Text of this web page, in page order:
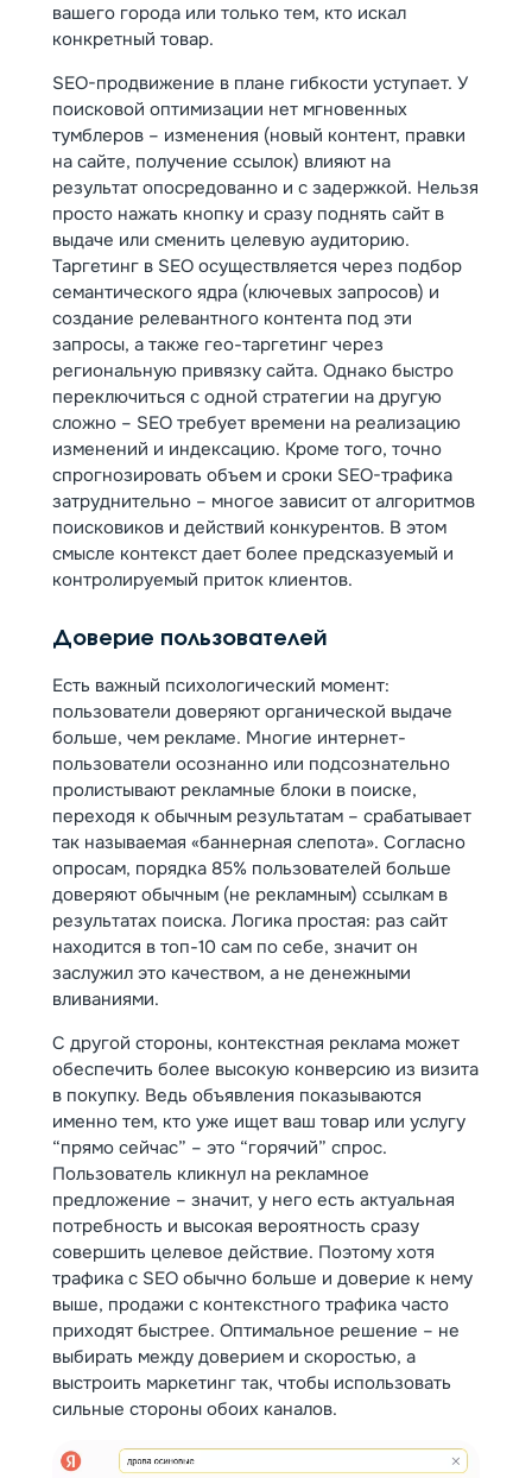
вашего города или только тем, кто искал
конкретный товар.
SEO-продвижение в плане гибкости уступает. У
поисковой оптимизации нет мгновенных
тумблеров – изменения (новый контент, правки
на сайте, получение ссылок) влияют на
результат опосредованно и с задержкой. Нельзя
просто нажать кнопку и сразу поднять сайт в
выдаче или сменить целевую аудиторию.
Таргетинг в SEO осуществляется через подбор
семантического ядра (ключевых запросов) и
создание релевантного контента под эти
запросы, а также гео-таргетинг через
региональную привязку сайта. Однако быстро
переключиться с одной стратегии на другую
сложно – SEO требует времени на реализацию
изменений и индексацию. Кроме того, точно
спрогнозировать объем и сроки SEO-трафика
затруднительно – многое зависит от алгоритмов
поисковиков и действий конкурентов. В этом
смысле контекст дает более предсказуемый и
контролируемый приток клиентов.
Доверие пользователей
Есть важный психологический момент:
пользователи доверяют органической выдаче
больше, чем рекламе. Многие интернет-
пользователи осознанно или подсознательно
пролистывают рекламные блоки в поиске,
переходя к обычным результатам – срабатывает
так называемая «баннерная слепота». Согласно
опросам, порядка 85% пользователей больше
доверяют обычным (не рекламным) ссылкам в
результатах поиска. Логика простая: раз сайт
находится в топ-10 сам по себе, значит он
заслужил это качеством, а не денежными
вливаниями.
С другой стороны, контекстная реклама может
обеспечить более высокую конверсию из визита
в покупку. Ведь объявления показываются
именно тем, кто уже ищет ваш товар или услугу
“прямо сейчас” – это “горячий” спрос.
Пользователь кликнул на рекламное
предложение – значит, у него есть актуальная
потребность и высокая вероятность сразу
совершить целевое действие. Поэтому хотя
трафика с SEO обычно больше и доверие к нему
выше, продажи с контекстного трафика часто
приходят быстрее. Оптимальное решение – не
выбирать между доверием и скоростью, а
выстроить маркетинг так, чтобы использовать
сильные стороны обоих каналов.